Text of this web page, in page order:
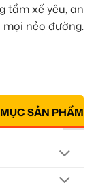
tầm xế yêu, an
nẻo đường.
SẢN PHẨM